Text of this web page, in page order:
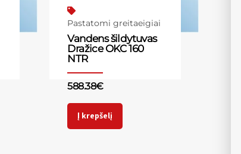
Pastatomi greitaeigiai
Vandens šildytuvas
Dražice OKC 160
NTR
588.38€
Į krepšelį